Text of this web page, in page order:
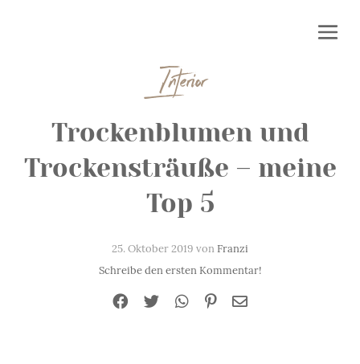
Interior
Trockenblumen und
Trockensträuße – meine
Top 5
25. Oktober 2019 vonFranzi
Schreibe den ersten Kommentar!